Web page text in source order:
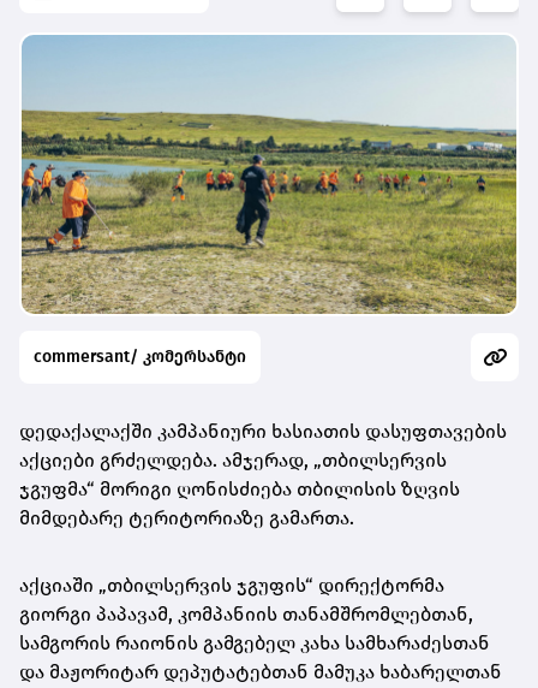
commersant/ კომერსანტი
დედაქალაქში კამპანიური ხასიათის დასუფთავების
აქციები გრძელდება. ამჯერად, „თბილსერვის
ჯგუფმა“ მორიგი ღონისძიება თბილისის ზღვის
მიმდებარე ტერიტორიაზე გამართა.
აქციაში „თბილსერვის ჯგუფის“ დირექტორმა
გიორგი პაპავამ, კომპანიის თანამშრომლებთან,
სამგორის რაიონის გამგებელ კახა სამხარაძესთან
და მაჟორიტარ დეპუტატებთან მამუკა ხაბარელთან